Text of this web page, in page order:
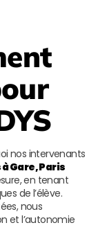
nos intervenants
Gare, Paris
en tenant
de l’élève.
nous
et l’autonomie